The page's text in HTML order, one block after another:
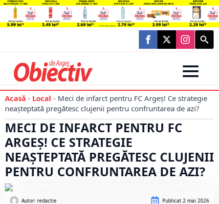
Search
for:
Acasă - Local - Meci de infarct pentru FC Argeș! Ce strategie
neașteptată pregătesc clujenii pentru confruntarea de azi?
MECI DE INFARCT PENTRU FC
ARGEȘ! CE STRATEGIE
NEAȘTEPTATĂ PREGĂTESC CLUJENII
PENTRU CONFRUNTAREA DE AZI?
Autor: redactie Publicat 2 mai 2026